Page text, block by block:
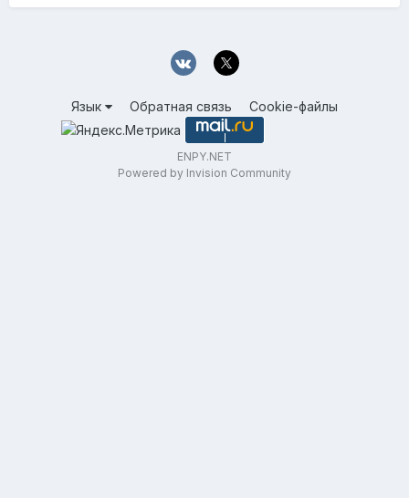
Язык Обратная связь Cookie-файлы
ENPY.NET
Powered by Invision Community